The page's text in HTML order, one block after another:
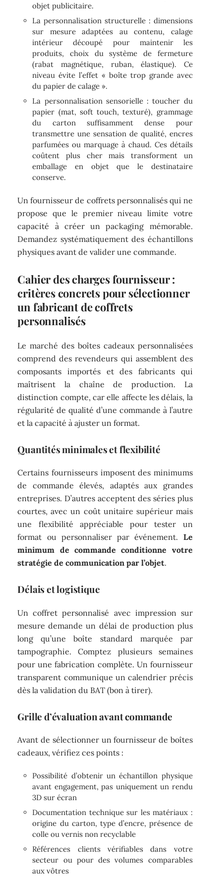
objet publicitaire.
La personnalisation structurelle : dimensions
sur mesure adaptées au contenu, calage
intérieur découpé pour maintenir les
produits, choix du système de fermeture
(rabat magnétique, ruban, élastique). Ce
niveau évite l’effet « boîte trop grande avec
du papier de calage ».
La personnalisation sensorielle : toucher du
papier (mat, soft touch, texturé), grammage
du carton suffisamment dense pour
transmettre une sensation de qualité, encres
parfumées ou marquage à chaud. Ces détails
coûtent plus cher mais transforment un
emballage en objet que le destinataire
conserve.
Un fournisseur de coffrets personnalisés qui ne
propose que le premier niveau limite votre
capacité à créer un packaging mémorable.
Demandez systématiquement des échantillons
physiques avant de valider une commande.
Cahier des charges fournisseur :
critères concrets pour sélectionner
un fabricant de coffrets
personnalisés
Le marché des boîtes cadeaux personnalisées
comprend des revendeurs qui assemblent des
composants importés et des fabricants qui
maîtrisent la chaîne de production. La
distinction compte, car elle affecte les délais, la
régularité de qualité d’une commande à l’autre
et la capacité à ajuster un format.
Quantités minimales et flexibilité
Certains fournisseurs imposent des minimums
de commande élevés, adaptés aux grandes
entreprises. D’autres acceptent des séries plus
courtes, avec un coût unitaire supérieur mais
une flexibilité appréciable pour tester un
format ou personnaliser par événement. Le
minimum de commande conditionne votre
stratégie de communication par l’objet.
Délais et logistique
Un coffret personnalisé avec impression sur
mesure demande un délai de production plus
long qu’une boîte standard marquée par
tampographie. Comptez plusieurs semaines
pour une fabrication complète. Un fournisseur
transparent communique un calendrier précis
dès la validation du BAT (bon à tirer).
Grille d’évaluation avant commande
Avant de sélectionner un fournisseur de boîtes
cadeaux, vérifiez ces points :
Possibilité d’obtenir un échantillon physique
avant engagement, pas uniquement un rendu
3D sur écran
Documentation technique sur les matériaux :
origine du carton, type d’encre, présence de
colle ou vernis non recyclable
Références clients vérifiables dans votre
secteur ou pour des volumes comparables
aux vôtres